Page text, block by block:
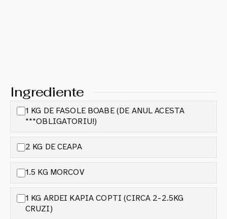
Ingrediente
1 KG DE FASOLE BOABE (DE ANUL ACESTA
***OBLIGATORIU!)
2 KG DE CEAPA
1.5 KG MORCOV
1 KG ARDEI KAPIA COPTI (CIRCA 2-2.5KG
CRUZI)